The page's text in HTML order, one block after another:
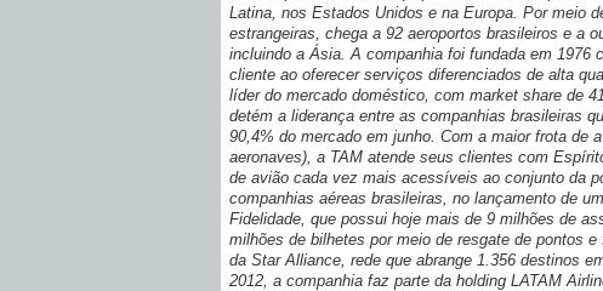
Latina, nos Estados Unidos e na Europa. Por meio
estrangeiras, chega a 92 aeroportos brasileiros e a
incluindo a Ásia. A companhia foi fundada em 1976
cliente ao oferecer serviços diferenciados de alta
líder do mercado doméstico, com market share de
detém a liderança entre as companhias brasileiras
90,4% do mercado em junho. Com a maior frota de
aeronaves), a TAM atende seus clientes com
de avião cada vez mais acessíveis ao conjunto da
companhias aéreas brasileiras, no lançamento de
Fidelidade, que possui hoje mais de 9 milhões de
milhões de bilhetes por meio de resgate de pontos
da Star Alliance, rede que abrange 1.356 destinos
2012, a companhia faz parte da holding LATAM